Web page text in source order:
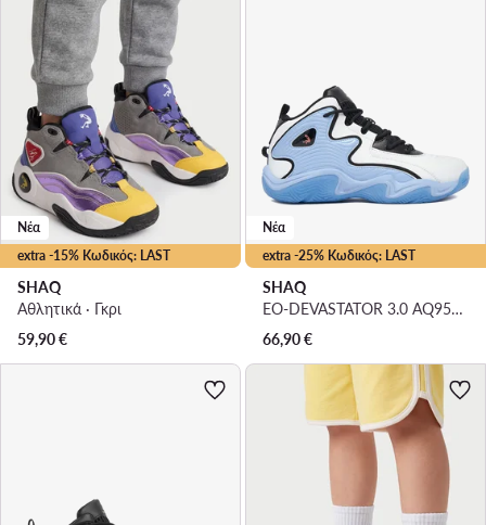
extra -15% Κωδικός: LAST
Νέα
SHAQ
Αθλητικά · Γκρι
59,90€
extra -25% Κωδικός: LAST
Νέα
SHAQ
EO-DEVASTATOR 3.0 AQ95078B-WL · Μπασκετικά Παπούτσια
66,90€